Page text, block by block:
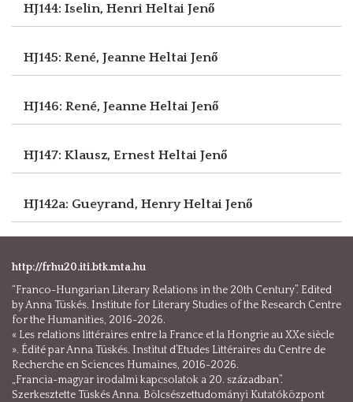
HJ144: Iselin, Henri Heltai Jenő
HJ145: René, Jeanne Heltai Jenő
HJ146: René, Jeanne Heltai Jenő
HJ147: Klausz, Ernest Heltai Jenő
HJ142a: Gueyrand, HenryHeltai Jenő
http://frhu20.iti.btk.mta.hu
“Franco-Hungarian Literary Relations in the 20th Century”. Edited
by Anna Tüskés. Institute for Literary Studies of the Research Centre
for the Humanities, 2016-2026.
« Les relations littéraires entre la France et la Hongrie au XXe siècle
». Édité par Anna Tüskés. Institut d’Etudes Littéraires du Centre de
Recherche en Sciences Humaines, 2016-2026.
„Francia-magyar irodalmi kapcsolatok a 20. században”.
Szerkesztette Tüskés Anna. Bölcsészettudományi Kutatóközpont